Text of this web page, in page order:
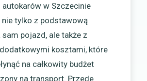
autokarów w Szczecinie
nie tylko z podstawową
sam pojazd, ale także z
kosztami, które
na całkowity budżet
na transport. Przede